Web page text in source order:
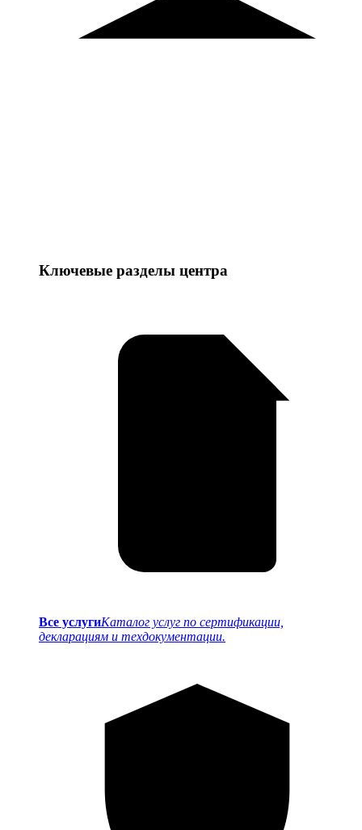
Ключевые разделы центра
Все услугиКаталог услуг по сертификации,
декларациям и техдокументации.